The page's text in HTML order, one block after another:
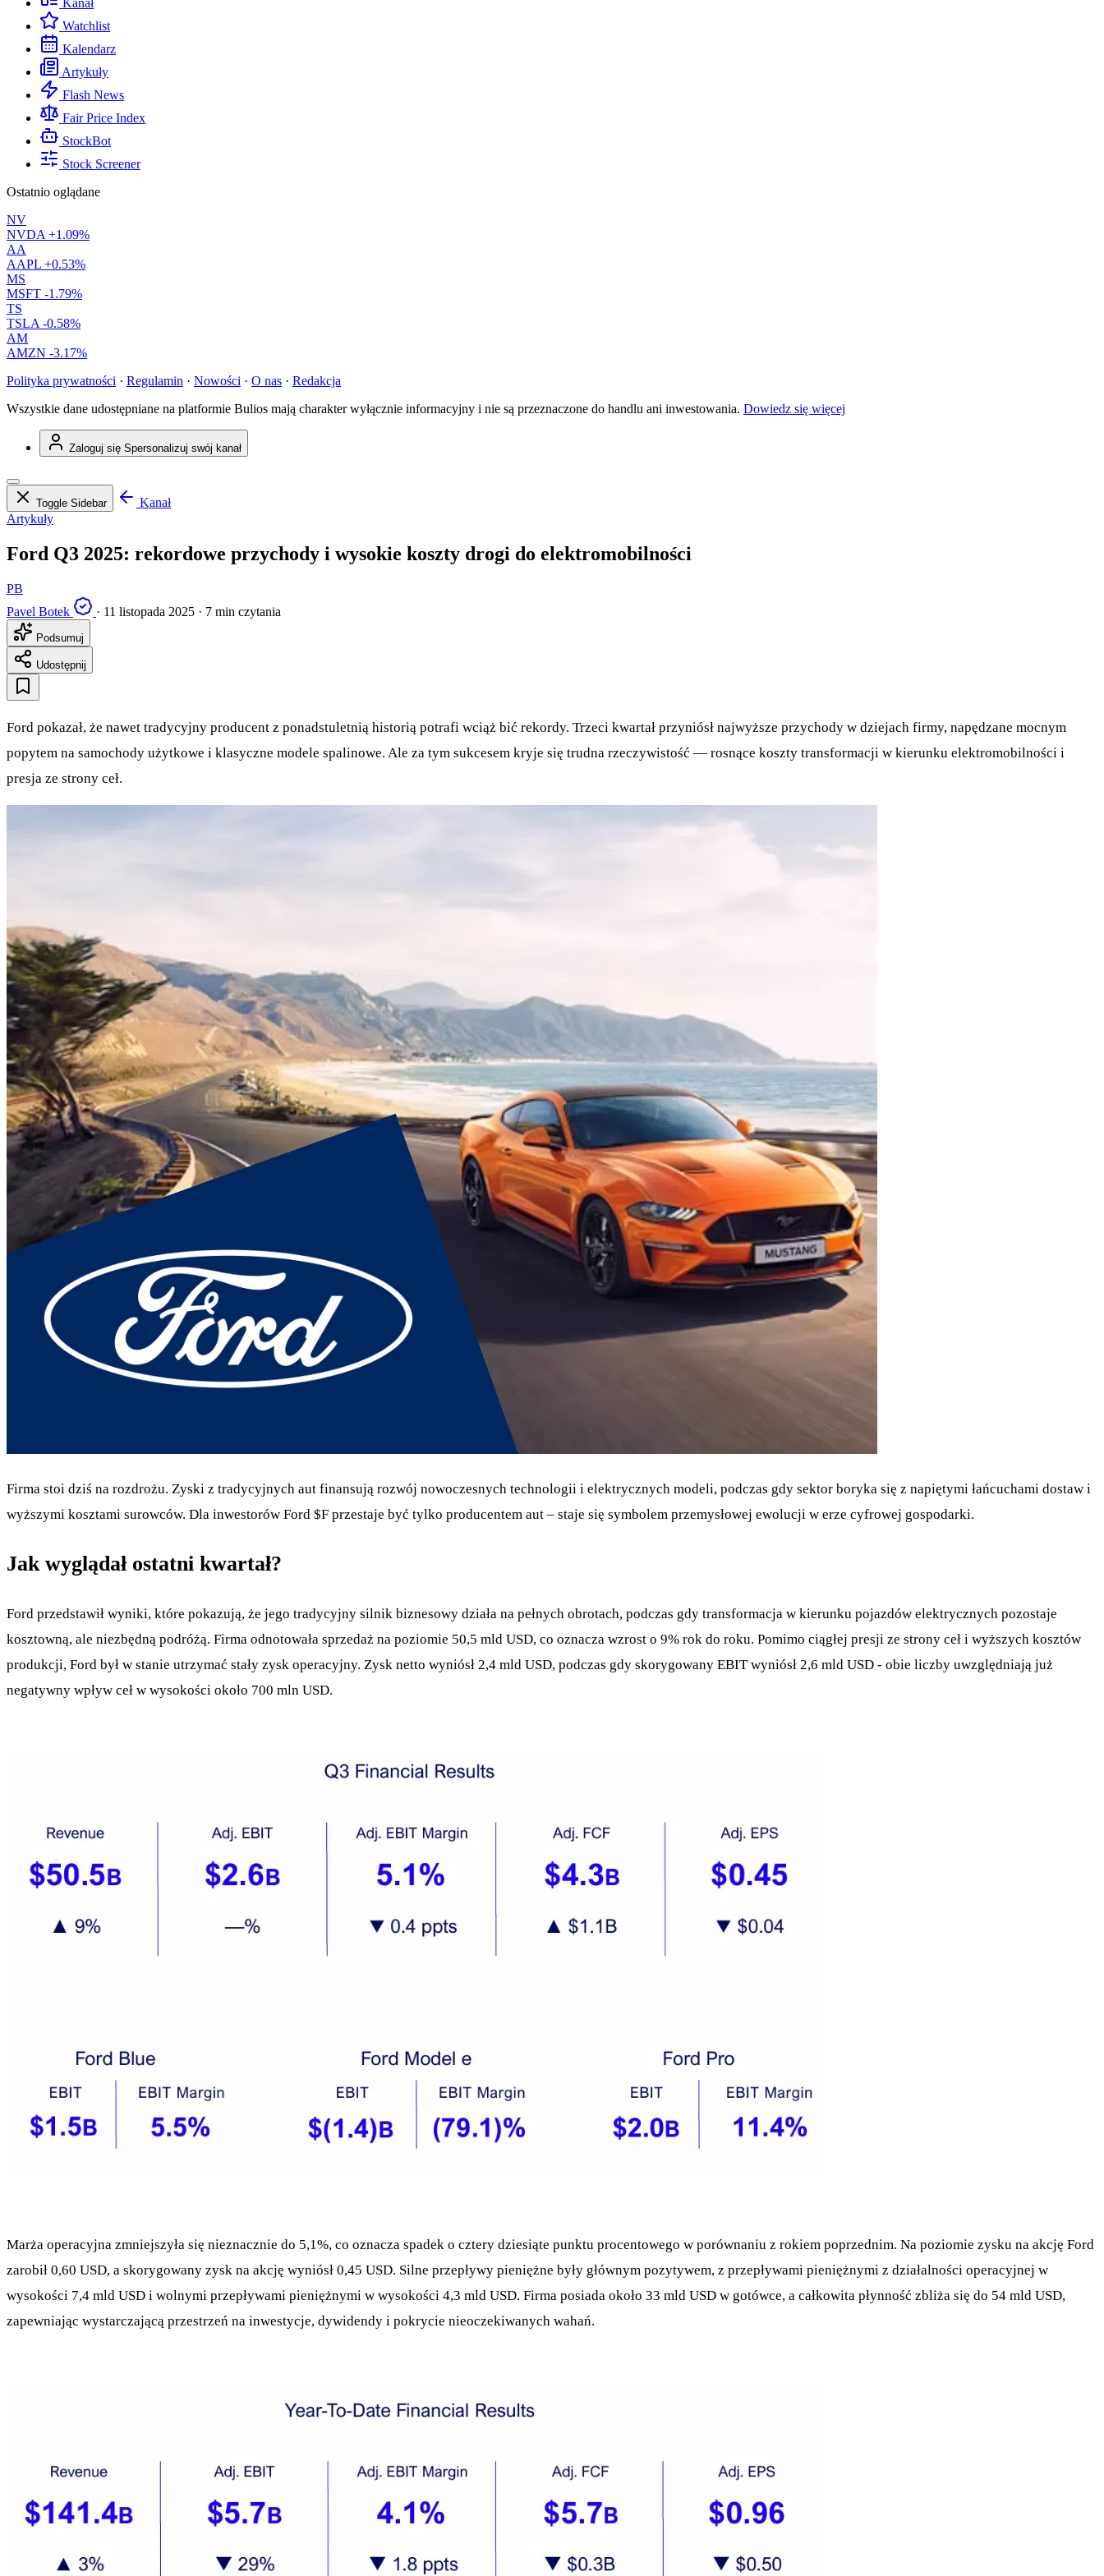
Kanał
Watchlist
Kalendarz
Artykuły
Flash News
Fair Price Index
StockBot
Stock Screener
Ostatnio oglądane
NV
NVDA +1.09%
AA
AAPL +0.53%
MS
MSFT -1.79%
TS
TSLA -0.58%
AM
AMZN -3.17%
Polityka prywatności · Regulamin · Nowości · O nas · Redakcja
Wszystkie dane udostępniane na platformie Bulios mają charakter wyłącznie informacyjny i nie są przeznaczone do handlu ani inwestowania. Dowiedz się więcej
Zaloguj się Spersonalizuj swój kanał
Toggle Sidebar
Kanał
Artykuły
Ford Q3 2025: rekordowe przychody i wysokie koszty drogi do elektromobilności
PB
Pavel Botek
· 11 listopada 2025 · 7 min czytania
Podsumuj
Udostępnij
Ford pokazał, że nawet tradycyjny producent z ponadstuletnią historią potrafi wciąż bić rekordy. Trzeci kwartał przyniósł najwyższe przychody w dziejach firmy, napędzane mocnym
popytem na samochody użytkowe i klasyczne modele spalinowe. Ale za tym sukcesem kryje się trudna rzeczywistość — rosnące koszty transformacji w kierunku elektromobilności i
presja ze strony ceł.
Firma stoi dziś na rozdrożu. Zyski z tradycyjnych aut finansują rozwój nowoczesnych technologii i elektrycznych modeli, podczas gdy sektor boryka się z napiętymi łańcuchami dostaw i
wyższymi kosztami surowców. Dla inwestorów Ford $F przestaje być tylko producentem aut – staje się symbolem przemysłowej ewolucji w erze cyfrowej gospodarki.
Jak wyglądał ostatni kwartał?
Ford przedstawił wyniki, które pokazują, że jego tradycyjny silnik biznesowy działa na pełnych obrotach, podczas gdy transformacja w kierunku pojazdów elektrycznych pozostaje
kosztowną, ale niezbędną podróżą. Firma odnotowała sprzedaż na poziomie 50,5 mld USD, co oznacza wzrost o 9% rok do roku. Pomimo ciągłej presji ze strony ceł i wyższych kosztów
produkcji, Ford był w stanie utrzymać stały zysk operacyjny. Zysk netto wyniósł 2,4 mld USD, podczas gdy skorygowany EBIT wyniósł 2,6 mld USD - obie liczby uwzględniają już
negatywny wpływ ceł w wysokości około 700 mln USD.
Marża operacyjna zmniejszyła się nieznacznie do 5,1%, co oznacza spadek o cztery dziesiąte punktu procentowego w porównaniu z rokiem poprzednim. Na poziomie zysku na akcję Ford
zarobił 0,60 USD, a skorygowany zysk na akcję wyniósł 0,45 USD. Silne przepływy pieniężne były głównym pozytywem, z przepływami pieniężnymi z działalności operacyjnej w
wysokości 7,4 mld USD i wolnymi przepływami pieniężnymi w wysokości 4,3 mld USD. Firma posiada około 33 mld USD w gotówce, a całkowita płynność zbliża się do 54 mld USD,
zapewniając wystarczającą przestrzeń na inwestycje, dywidendy i pokrycie nieoczekiwanych wahań.